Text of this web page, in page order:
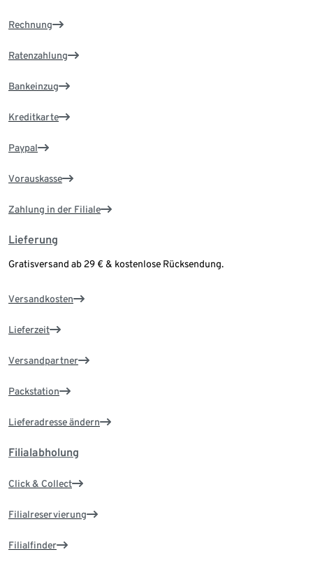
Rechnung
Ratenzahlung
Bankeinzug
Kreditkarte
Paypal
Vorauskasse
Zahlung in der Filiale
Lieferung
Gratisversand ab 29 € & kostenlose Rücksendung.
Versandkosten
Lieferzeit
Versandpartner
Packstation
Lieferadresse ändern
Filialabholung
Click & Collect
Filialreservierung
Filialfinder